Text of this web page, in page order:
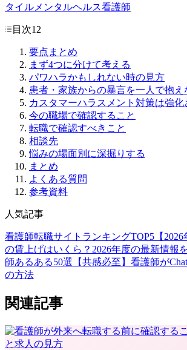
タイル メンタルヘルス看護師
目次12
要点まとめ
まず4つに分けて考える
パワハラかもしれない時の見方
患者・家族からの暴言を一人で抱え
カスタマーハラスメント対策は強化
今の職場で確認すること
転職で確認すべきこと
相談先
悩みの場面別に深掘りする
まとめ
よくある質問
参考資料
人気記事
看護師転職サイトランキングTOP5【2026
の賃上げはいくら？2026年度の最新情報
師あるある50選【共感必至】 看護師が
の方法
関連記事